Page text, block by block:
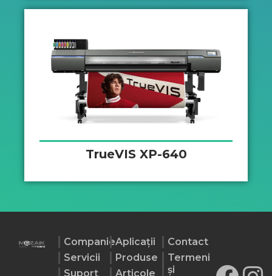
TrueVIS XP-640
Companie
Servicii
Suport
Aplicaţii
Produse
Articole
Contact
Termeni
şi